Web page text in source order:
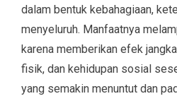
dalam bentuk kebahagiaan,
menyeluruh. Manfaatnya
karena memberikan efek
fisik, dan kehidupan sosial
yang semakin menuntut dan